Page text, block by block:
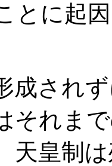
とに起
成され
それま
天皇制